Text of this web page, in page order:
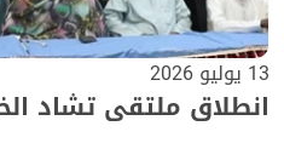
13 يوليو 2026
انطلاق ملتقى تشاد